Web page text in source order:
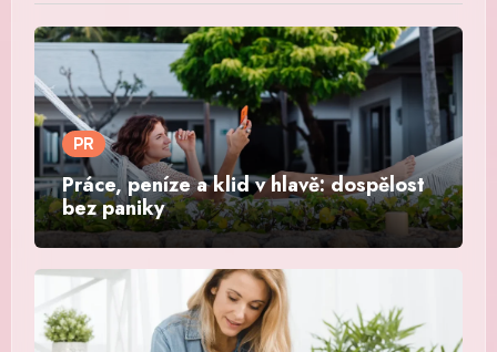
PR
Práce, peníze a klid v hlavě: dospělost
bez paniky